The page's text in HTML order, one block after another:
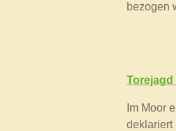
bezogen
Torejagd
Im Moor
deklariert